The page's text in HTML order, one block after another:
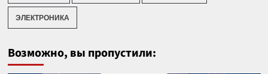
ЭЛЕКТРОНИКА
Возможно, вы пропустили: